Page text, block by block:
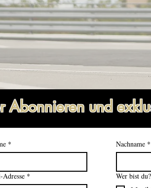
Abonnieren und
* Nachname *
* Wer bist du?